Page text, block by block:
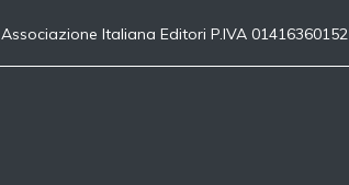
Associazione Italiana Editori P.IVA 01416360152